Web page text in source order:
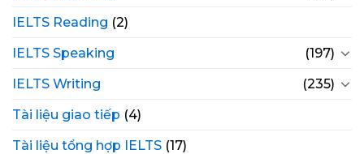
IELTS Reading (2)
IELTS Speaking
(197)
IELTS Writing
(235)
Tài liệu giao tiếp (4)
Tài liệu tổng hợp IELTS (17)